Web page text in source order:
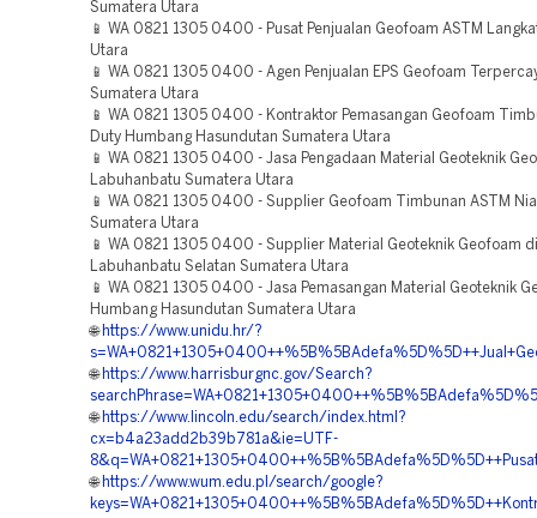
Sumatera Utara
📱 WA 0821 1305 0400 - Pusat Penjualan Geofoam ASTM
Utara
📱 WA 0821 1305 0400 - Agen Penjualan EPS Geofoam
Sumatera Utara
📱 WA 0821 1305 0400 - Kontraktor Pemasangan Geofoam
Duty Humbang Hasundutan Sumatera Utara
📱 WA 0821 1305 0400 - Jasa Pengadaan Material Geoteknik
Labuhanbatu Sumatera Utara
📱 WA 0821 1305 0400 - Supplier Geofoam Timbunan ASTM
Sumatera Utara
📱 WA 0821 1305 0400 - Supplier Material Geoteknik Geofoam di
Labuhanbatu Selatan Sumatera Utara
📱 WA 0821 1305 0400 - Jasa Pemasangan Material Geoteknik
Humbang Hasundutan Sumatera Utara
🌐 https://www.unidu.hr/?
🌐 https://www.harrisburgnc.gov/Search?
🌐 https://www.lincoln.edu/search/index.html?
cx=b4a23add2b39b781a&ie=UTF-
🌐 https://www.wum.edu.pl/search/google?